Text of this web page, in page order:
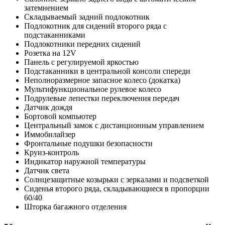
затемнением
Складываемый задний подлокотник
Подлокотник для сидений второго ряда с
подстаканниками
Подлокотники передних сидений
Розетка на 12V
Панель с регулируемой яркостью
Подстаканники в центральной консоли спереди
Неполноразмерное запасное колесо (докатка)
Мультифункциональное рулевое колесо
Подрулевые лепестки переключения передач
Датчик дождя
Бортовой компьютер
Центральный замок с дистанционным управлением
Иммобилайзер
Фронтальные подушки безопасности
Круиз-контроль
Индикатор наружной температуры
Датчик света
Солнцезащитные козырьки с зеркалами и подсветкой
Сиденья второго ряда, складывающиеся в пропорции
60/40
Шторка багажного отделения